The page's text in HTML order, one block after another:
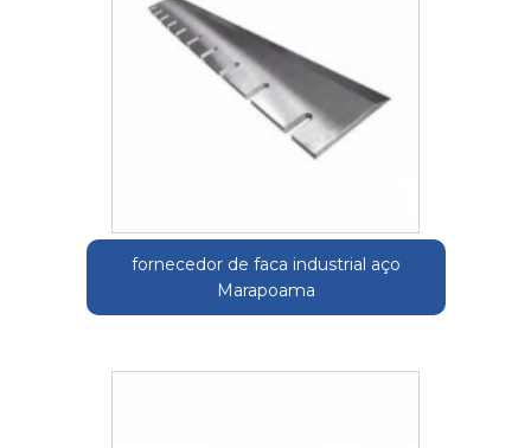
fornecedor de faca industrial aço
Marapoama